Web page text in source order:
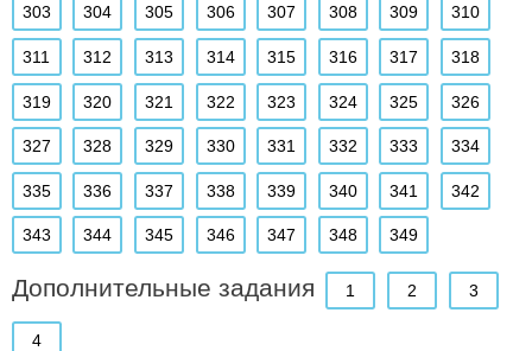
303 304 305 306 307 308 309 310
311 312 313 314 315 316 317 318
319 320 321 322 323 324 325 326
327 328 329 330 331 332 333 334
335 336 337 338 339 340 341 342
343 344 345 346 347 348 349
Дополнительные задания 1 2 3
4